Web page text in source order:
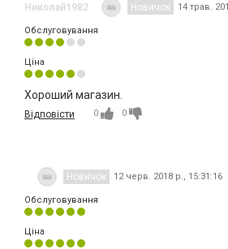
Николай1982 Новичок 14 трав.
Обслуговування
Ціна
Хороший магазин.
Відповісти 0 0
Новичок 12 черв. 2018 р., 15:31:16
Обслуговування
Ціна